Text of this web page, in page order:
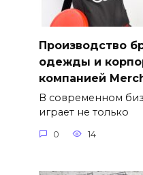
Производство
одежды и
компанией
В современном
играет не только
0 14